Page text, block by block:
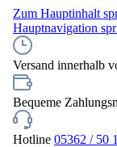
Zum Hauptinhalt
Hauptnavigation
Versand innerhalb
Bequeme
Hotline 05362 / 50